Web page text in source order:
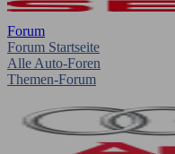
Forum
Forum Startseite
Alle Auto-Foren
Themen-Forum